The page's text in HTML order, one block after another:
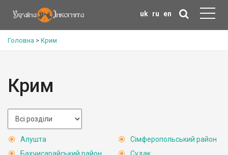
uk ru en
Головна > Крим
Крим
Алушта
Сімферопольський район